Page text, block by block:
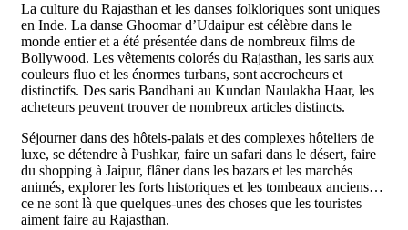
La culture du Rajasthan et les danses folkloriques sont uniques
en Inde. La danse Ghoomar d’Udaipur est célèbre dans le
monde entier et a été présentée dans de nombreux films de
Bollywood. Les vêtements colorés du Rajasthan, les saris aux
couleurs fluo et les énormes turbans, sont accrocheurs et
distinctifs. Des saris Bandhani au Kundan Naulakha Haar, les
acheteurs peuvent trouver de nombreux articles distincts.
Séjourner dans des hôtels-palais et des complexes hôteliers de
luxe, se détendre à Pushkar, faire un safari dans le désert, faire
du shopping à Jaipur, flâner dans les bazars et les marchés
animés, explorer les forts historiques et les tombeaux anciens…
ce ne sont là que quelques-unes des choses que les touristes
aiment faire au Rajasthan.